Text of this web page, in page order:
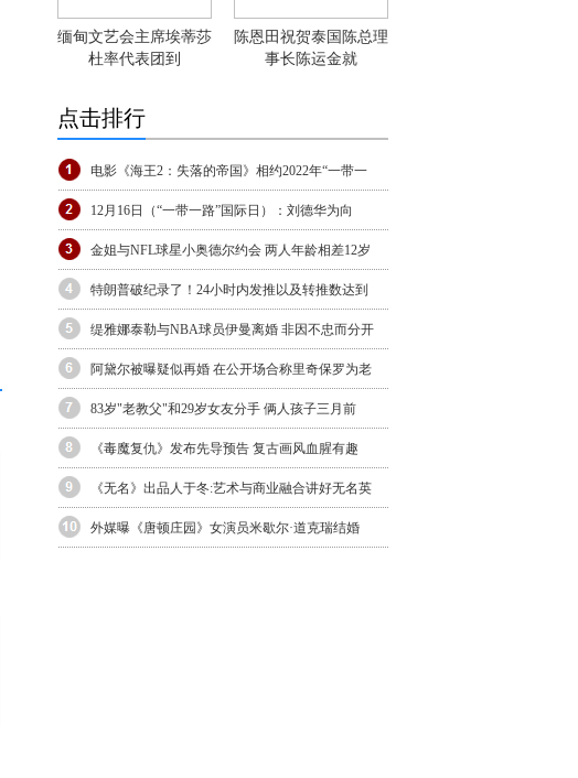
缅甸文艺会主席埃蒂莎
杜率代表团到
陈恩田祝贺泰国陈总理
事长陈运金就
点击排行
电影《海王2：失落的帝国》相约2022年“一带一
12月16日（“一带一路”国际日）：刘德华为向
金姐与NFL球星小奥德尔约会 两人年龄相差12岁
特朗普破纪录了！24小时内发推以及转推数达到
缇雅娜泰勒与NBA球员伊曼离婚 非因不忠而分开
阿黛尔被曝疑似再婚 在公开场合称里奇保罗为老
83岁"老教父"和29岁女友分手 俩人孩子三月前
《毒魔复仇》发布先导预告 复古画风血腥有趣
《无名》出品人于冬:艺术与商业融合讲好无名英
外媒曝《唐顿庄园》女演员米歇尔·道克瑞结婚